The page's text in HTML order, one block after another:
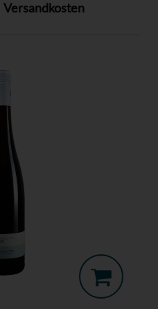
Versandkosten